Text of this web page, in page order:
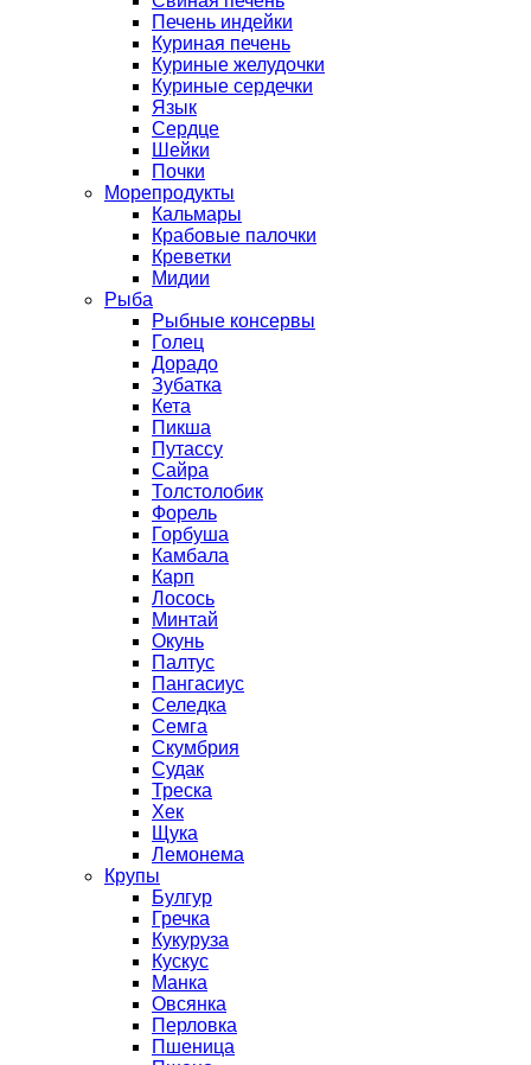
Печень индейки
Куриная печень
Куриные желудочки
Куриные сердечки
Язык
Сердце
Шейки
Почки
Морепродукты
Кальмары
Крабовые палочки
Креветки
Мидии
Рыба
Рыбные консервы
Голец
Дорадо
Зубатка
Кета
Пикша
Путассу
Сайра
Толстолобик
Форель
Горбуша
Камбала
Карп
Лосось
Минтай
Окунь
Палтус
Пангасиус
Селедка
Семга
Скумбрия
Судак
Треска
Хек
Щука
Лемонема
Крупы
Булгур
Гречка
Кукуруза
Кускус
Манка
Овсянка
Перловка
Пшеница